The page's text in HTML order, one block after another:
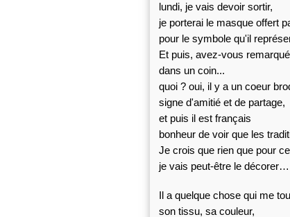
lundi, je vais devoir sortir,
je porterai le masque offert
pour le symbole qu'il
Et puis, avez-vous
dans un coin...
quoi ? oui, il y a un coeur
signe d'amitié et de partage,
et puis il est français
bonheur de voir que les
Je crois que rien que pour
je vais peut-être le décorer…
Il a quelque chose qui me
son tissu, sa couleur,